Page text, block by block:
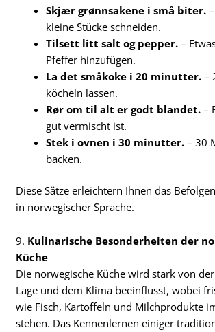
Skjær grønnsakene i små biter.
kleine Stücke schneiden.
Tilsett litt salt og pepper. –
Pfeffer hinzufügen.
La det småkoke i 20 minutter. –
köcheln lassen.
Rør om til alt er godt blandet. –
gut vermischt ist.
Stek i ovnen i 30 minutter. – 30
backen.
Diese Sätze erleichtern Ihnen das
in norwegischer Sprache.
9. Kulinarische Besonderheiten der
Küche
Die norwegische Küche wird stark von
Lage und dem Klima beeinflusst, wobei
wie Fisch, Kartoffeln und Milchprodukte
stehen. Das Kennenlernen einiger